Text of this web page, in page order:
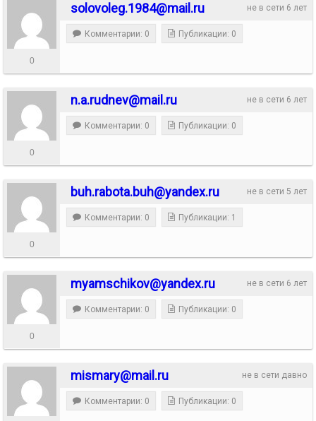
не в сети 6 лет
solovoleg.1984@mail.ru
0
Комментарии: 0 Публикации: 0
не в сети 6 лет
n.a.rudnev@mail.ru
0
Комментарии: 0 Публикации: 0
не в сети 5 лет
buh.rabota.buh@yandex.ru
0
Комментарии: 0 Публикации: 1
не в сети 6 лет
myamschikov@yandex.ru
0
Комментарии: 0 Публикации: 0
не в сети давно
mismary@mail.ru
Комментарии: 0 Публикации: 0